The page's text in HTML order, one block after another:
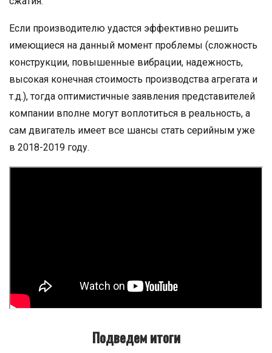
Если производителю удастся эффективно решить
имеющиеся на данный момент проблемы (сложность
конструкции, повышенные вибрации, надежность,
высокая конечная стоимость производства агрегата и
т.д.), тогда оптимистичные заявления представителей
компании вполне могут воплотиться в реальность, а
сам двигатель имеет все шансы стать серийным уже
в 2018-2019 году.
Подведем итоги